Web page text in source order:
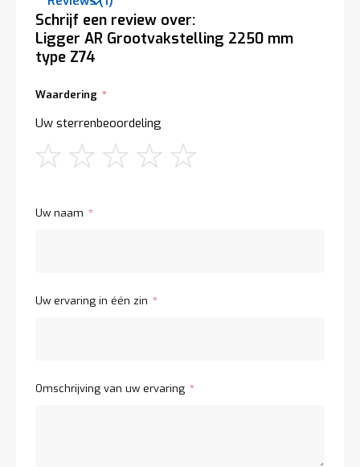
Reviews
1
Schrijf een review over:
Ligger AR Grootvakstelling 2250 mm
type Z74
Waardering
Uw sterrenbeoordeling
1
star
2
stars
3
stars
4
stars
Uw naam
Uw ervaring in één zin
Omschrijving van uw ervaring